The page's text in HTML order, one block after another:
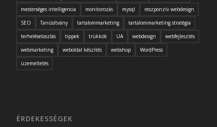
mesterséges intelligencia
monitorozás mysql
reszponzív webdesign
SEO
Tanúsítvány tartalommarketing
tartalommarketing stratégia
terheléseloszlás
tippek trükkök UA webdesign
webfejlesztés
webmarketing
weboldal készítés webshop
WordPress
üzemeltetés
ÉRDEKESSÉGEK